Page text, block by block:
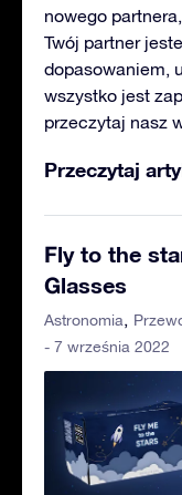
nowego
Twój partner
dopasowaniem,
wszystko jest
przeczytaj nasz
Przeczytaj
Fly to the
Glasses
Astronomia
- 7 września 2022